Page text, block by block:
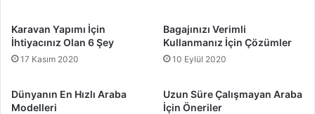
Karavan Yapımı İçin
İhtiyacınız Olan 6 Şey
17 Kasım 2020
Bagajınızı Verimli
Kullanmanız İçin Çözümler
10 Eylül 2020
Dünyanın En Hızlı Araba
Modelleri
Uzun Süre Çalışmayan Araba
İçin Öneriler